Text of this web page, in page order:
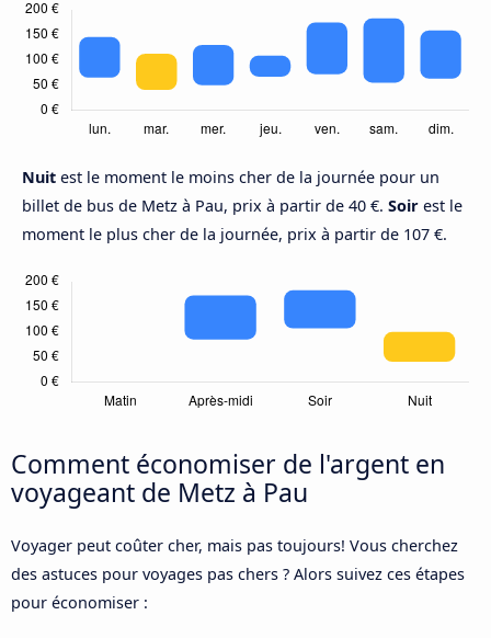
Nuit est le moment le moins cher de la journée pour un
billet de bus de Metz à Pau, prix à partir de 40 €. Soir est le
moment le plus cher de la journée, prix à partir de 107 €.
Comment économiser de l'argent en
voyageant de Metz à Pau
Voyager peut coûter cher, mais pas toujours! Vous cherchez
des astuces pour voyages pas chers ? Alors suivez ces étapes
pour économiser :